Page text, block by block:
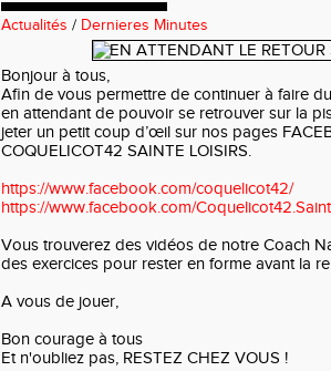
Actualités / Dernieres Minutes
Bonjour à tous,
Afin de vous permettre de continuer à faire
en attendant de pouvoir se retrouver sur la
jeter un petit coup d’œil sur nos pages
COQUELICOT42 SAINTE LOISIRS.
https://www.facebook.com/coquelicot42/
https://www.facebook.com/
Vous trouverez des vidéos de notre Coach
des exercices pour rester en forme avant la
A vous de jouer,
Bon courage à tous
Et n'oubliez pas, RESTEZ CHEZ VOUS !